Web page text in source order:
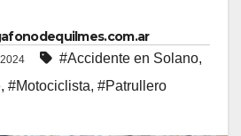
#Accidente en Solano,
, #Motociclista, #Patrullero